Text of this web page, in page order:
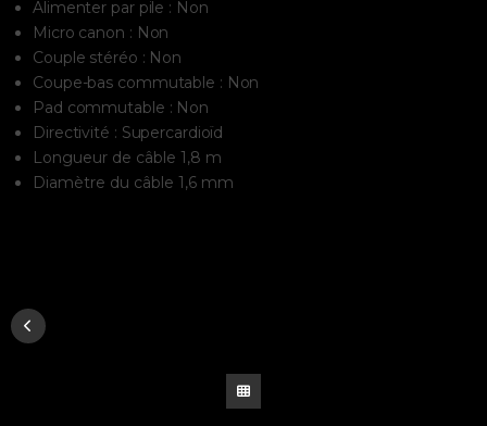
Alimenter par pile : Non
Micro canon : Non
Couple stéréo : Non
Coupe-bas commutable : Non
Pad commutable : Non
Directivité : Supercardioïd
Longueur de câble 1,8 m
Diamètre du câble 1,6 mm